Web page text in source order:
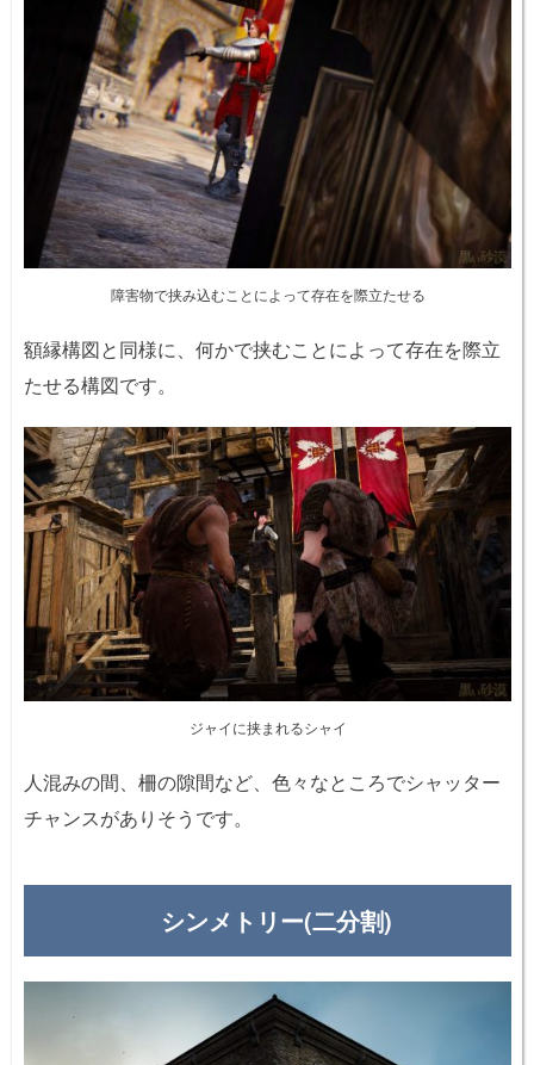
障害物で挟み込むことによって存在を際立たせる
額縁構図と同様に、何かで挟むことによって存在を際立
たせる構図です。
ジャイに挟まれるシャイ
人混みの間、柵の隙間など、色々なところでシャッター
チャンスがありそうです。
シンメトリー(二分割)